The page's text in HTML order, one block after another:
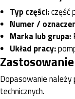
Typ części:część
Numer /
Marka lub grupa:
Układ pracy:
Dopasowanie
technicznych.